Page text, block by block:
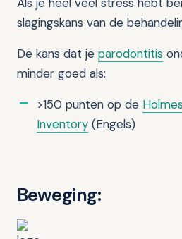
slagingskans van de
De kans dat je parodontitis
minder goed als:
>150 punten op de
Inventory (Engels)
Beweging: